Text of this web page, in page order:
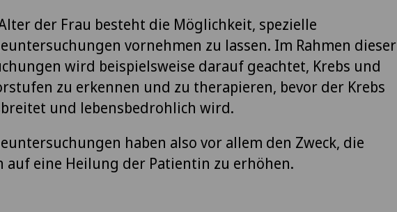
der Frau besteht die Möglichkeit, spezielle
vornehmen zu lassen. Im Rahmen dieser
wird beispielsweise darauf geachtet, Krebs und
zu erkennen und zu therapieren, bevor der Krebs
und lebensbedrohlich wird.
haben also vor allem den Zweck, die
auf eine Heilung der Patientin zu erhöhen.